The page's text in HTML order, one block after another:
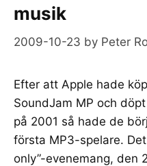
musik
2009-10-23 by Peter
Efter att Apple hade
SoundJam MP och
på 2001 så hade de
första MP3-spelare.
only”-evenemang, den